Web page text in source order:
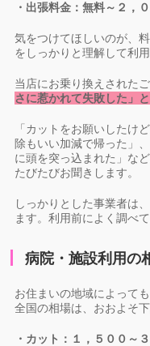
・出張料金：無料～２，
気をつけてほしいのが、
をしっかりと理解して利
当店にお乗り換えされた
さに惹かれて失敗した」
「カットをお願いしたけ
除もいい加減で帰った」
に頭を突っ込まれた」な
たびたびお聞きします。
しっかりとした事業者は
ます。利用前によく調べ
病院・施設利用の
お住まいの地域によって
全国の相場は、おおよそ
・カット：１，５００～